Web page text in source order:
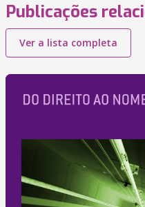
Publicações
Ver a lista completa